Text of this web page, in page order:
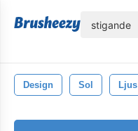
Design Sol Ljus